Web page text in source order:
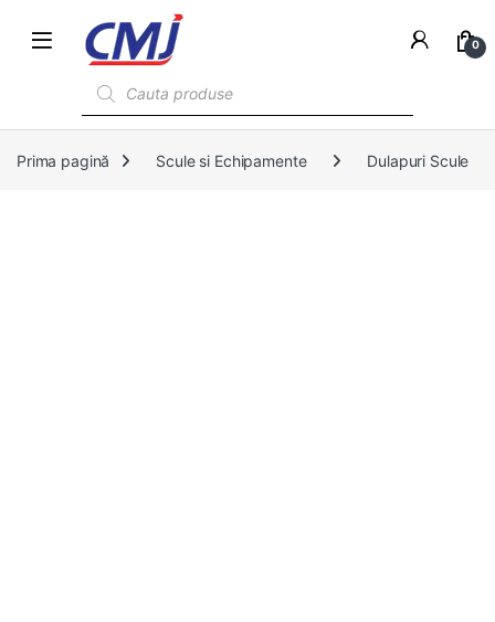
0
Prima pagină Scule si Echipamente Dulapuri Scule